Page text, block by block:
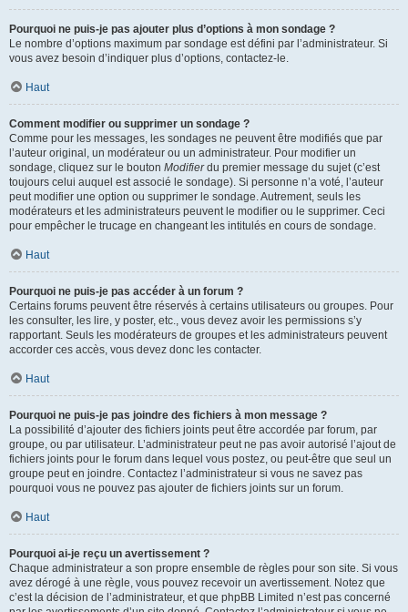
Pourquoi ne puis-je pas ajouter plus d’options à mon sondage ?
Le nombre d’options maximum par sondage est défini par l’administrateur. Si
vous avez besoin d’indiquer plus d’options, contactez-le.
Haut
Comment modifier ou supprimer un sondage ?
Comme pour les messages, les sondages ne peuvent être modifiés que par
l’auteur original, un modérateur ou un administrateur. Pour modifier un
sondage, cliquez sur le bouton Modifierdu premier message du sujet (c’est
toujours celui auquel est associé le sondage). Si personne n’a voté, l’auteur
peut modifier une option ou supprimer le sondage. Autrement, seuls les
modérateurs et les administrateurs peuvent le modifier ou le supprimer. Ceci
pour empêcher le trucage en changeant les intitulés en cours de sondage.
Haut
Pourquoi ne puis-je pas accéder à un forum ?
Certains forums peuvent être réservés à certains utilisateurs ou groupes. Pour
les consulter, les lire, y poster, etc., vous devez avoir les permissions s’y
rapportant. Seuls les modérateurs de groupes et les administrateurs peuvent
accorder ces accès, vous devez donc les contacter.
Haut
Pourquoi ne puis-je pas joindre des fichiers à mon message ?
La possibilité d’ajouter des fichiers joints peut être accordée par forum, par
groupe, ou par utilisateur. L’administrateur peut ne pas avoir autorisé l’ajout de
fichiers joints pour le forum dans lequel vous postez, ou peut-être que seul un
groupe peut en joindre. Contactez l’administrateur si vous ne savez pas
pourquoi vous ne pouvez pas ajouter de fichiers joints sur un forum.
Haut
Pourquoi ai-je reçu un avertissement ?
Chaque administrateur a son propre ensemble de règles pour son site. Si vous
avez dérogé à une règle, vous pouvez recevoir un avertissement. Notez que
c’est la décision de l’administrateur, et que phpBB Limited n’est pas concerné